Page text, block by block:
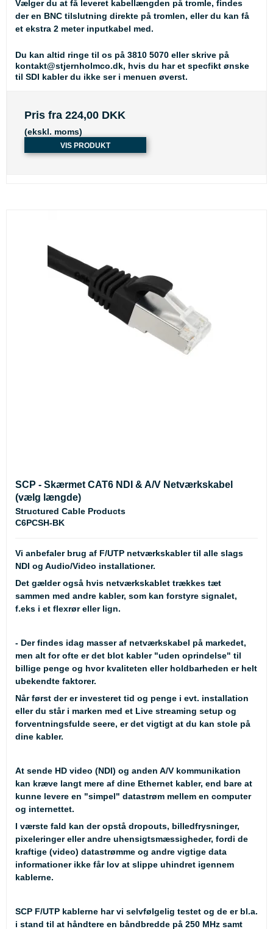
Vælger du at få leveret kabellængden på tromle, findes
der en BNC tilslutning direkte på tromlen, eller du kan få
et ekstra 2 meter inputkabel med.
Du kan altid ringe til os på 3810 5070 eller skrive på
kontakt@stjernholmco.dk, hvis du har et specfikt ønske
til SDI kabler du ikke ser i menuen øverst.
Pris fra 224,00 DKK
(ekskl. moms)
VIS PRODUKT
SCP - Skærmet CAT6 NDI & A/V Netværkskabel
(vælg længde)
Structured Cable Products
C6PCSH-BK
Vi anbefaler brug af F/UTP netværkskabler til alle slags
NDI og Audio/Video installationer.
Det gælder også hvis netværkskablet trækkes tæt
sammen med andre kabler, som kan forstyre signalet,
f.eks i et flexrør eller lign.
- Der findes idag masser af netværkskabel på markedet,
men alt for ofte er det blot kabler "uden oprindelse" til
billige penge og hvor kvaliteten eller holdbarheden er helt
ubekendte faktorer.
Når først der er investeret tid og penge i evt. installation
eller du står i marken med et Live streaming setup og
forventningsfulde seere, er det vigtigt at du kan stole på
dine kabler.
At sende HD video (NDI) og anden A/V kommunikation
kan kræve langt mere af dine Ethernet kabler, end bare at
kunne levere en "simpel" datastrøm mellem en computer
og internettet.
I værste fald kan der opstå dropouts, billedfrysninger,
pixeleringer eller andre uhensigtsmæssigheder, fordi de
kraftige (video) datastrømme og andre vigtige data
informationer ikke får lov at slippe uhindret igennem
kablerne.
SCP F/UTP kablerne har vi selvfølgelig testet og de er bl.a.
i stand til at håndtere en båndbredde på 250 MHz samt